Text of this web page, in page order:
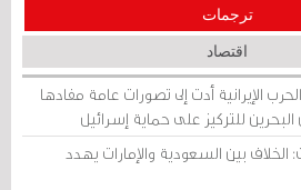
ترجمات
اقتصاد
الإيرانية أدت إلى تصورات عامة مفادها
للتركيز على حماية إسرائيل
بين السعودية والإمارات يهدد